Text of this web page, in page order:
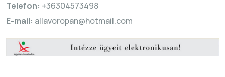
Telefon: +36304573498
E-mail: allavoropan@hotmail.com